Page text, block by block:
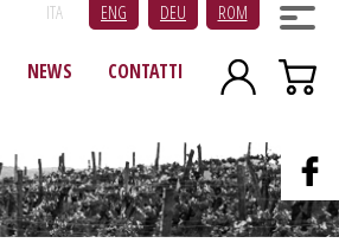
ITA ENG DEU ROM
NEWS CONTATTI